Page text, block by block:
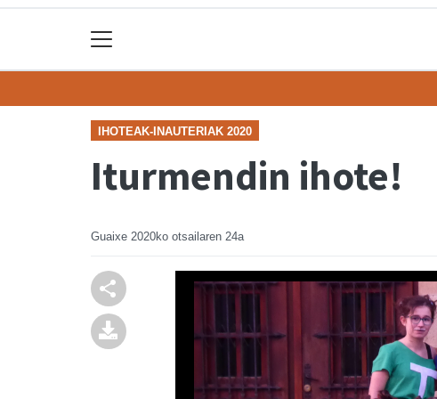
IHOTEAK-INAUTERIAK 2020
Iturmendin ihote!
Guaixe 2020ko otsailaren 24a